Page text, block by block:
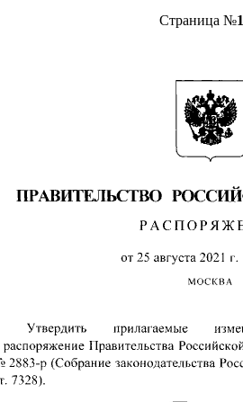
Страница №1